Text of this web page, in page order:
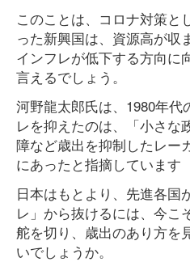
このことは、コロナ対策と
った新興国は、資源高が収
インフレが低下する方向に
言えるでしょう。
河野龍太郎氏は、1980年代
レを抑えたのは、「小さな
障など歳出を抑制したレー
にあったと指摘しています
日本はもとより、先進各国
レ」から抜けるには、今こ
舵を切り、歳出のあり方を
いでしょうか。